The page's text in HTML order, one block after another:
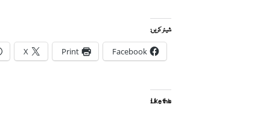
شیئر کریں:
Facebook
Print
X
Like this: